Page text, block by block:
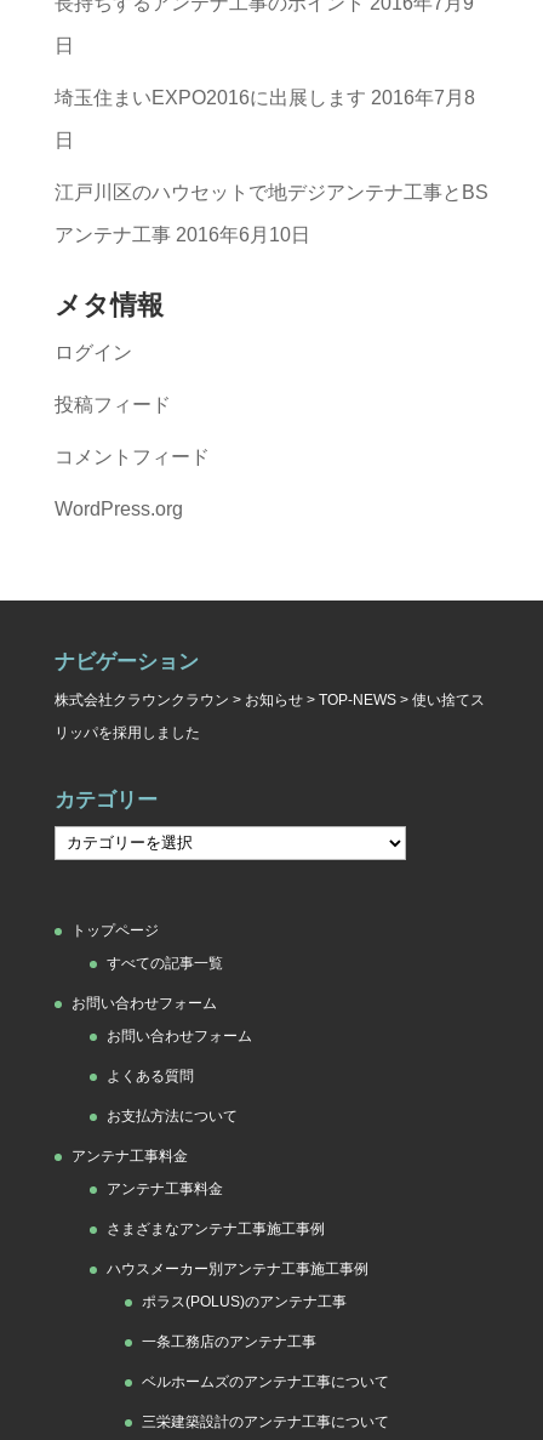
一
日
埼玉住まいEXPO2016に出展します 2016年7月8
日
江戸川区のハウセットで地デジアンテナ工事とBS
アンテナ工事 2016年6月10日
メタ情報
ログイン
投稿フィード
コメントフィード
WordPress.org
ナビゲーション
株式会社クラウンクラウン > お知らせ> TOP-NEWS> 使い捨てス
リッパを採用しました
カテゴリー
リ
トップページ
すべての記事一覧
お問い合わせフォーム
お問い合わせフォーム
よくある質問
お支払方法について
アンテナ工事料金
アンテナ工事料金
さまざまなアンテナ工事施工事例
ハウスメーカー別アンテナ工事施工事例
ポラス(POLUS)のアンテナ工事
一条工務店のアンテナ工事
ベルホームズのアンテナ工事について
三栄建築設計のアンテナ工事について